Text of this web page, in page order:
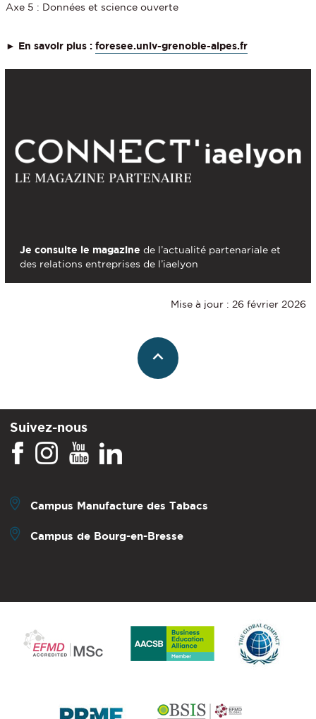
Axe 5 : Données et science ouverte
► En savoir plus :foresee.univ-grenoble-alpes.fr
Je consulte le magazine de l’actualité partenariale et
des relations entreprises de l’iaelyon
Mise à jour : 26 février 2026
Suivez-nous
Campus Manufacture des Tabacs
Campus de Bourg-en-Bresse